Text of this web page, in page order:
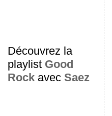
Découvrez la
playlist Good
Rockavec Saez